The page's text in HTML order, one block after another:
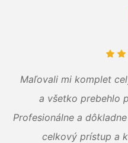
Maľovali mi komplet
a všetko prebehlo
Profesionálne a
celkový prístup a